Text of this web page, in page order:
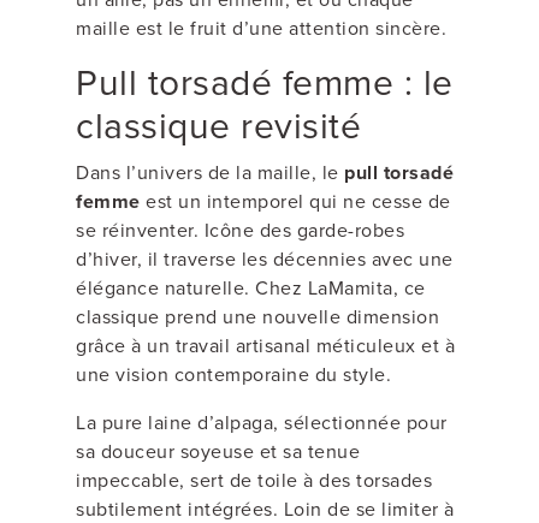
maille est le fruit d’une attention sincère.
Pull torsadé femme : le
classique revisité
Dans l’univers de la maille, le pull torsadé
femme est un intemporel qui ne cesse de
se réinventer. Icône des garde-robes
d’hiver, il traverse les décennies avec une
élégance naturelle. Chez LaMamita, ce
classique prend une nouvelle dimension
grâce à un travail artisanal méticuleux et à
une vision contemporaine du style.
La pure laine d’alpaga, sélectionnée pour
sa douceur soyeuse et sa tenue
impeccable, sert de toile à des torsades
subtilement intégrées. Loin de se limiter à